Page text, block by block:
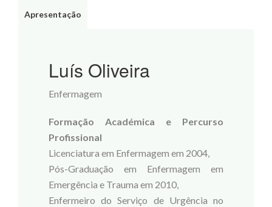
Apresentação
Luís Oliveira
Enfermagem
Formação Académica e Percurso
Profissional
Licenciatura em Enfermagem em 2004,
Pós-Graduação em Enfermagem em
Emergência e Trauma em 2010,
Enfermeiro do Serviço de Urgência no